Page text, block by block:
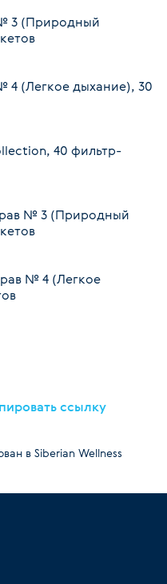
3 (Природный
4 (Легкое дыхание), 30
40 фильтр-
№ 3 (Природный
№ 4 (Легкое
ссылку
в Siberian Wellness